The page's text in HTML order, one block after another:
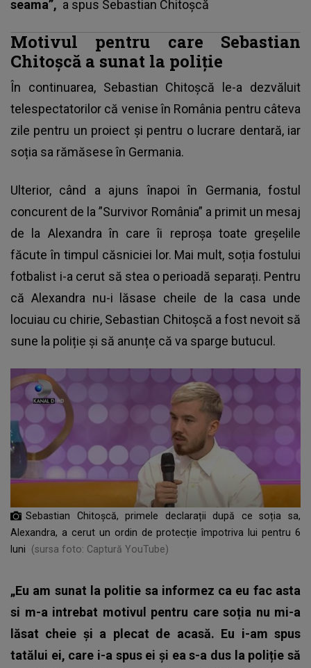
seama”, a spus Sebastian Chitoșcă
Motivul pentru care Sebastian
Chitoșcă a sunat la poliție
În continuarea, Sebastian Chitoșcă le-a dezvăluit
telespectatorilor că venise în România pentru câteva
zile pentru un proiect și pentru o lucrare dentară, iar
soția sa rămăsese în Germania.
Ulterior, când a ajuns înapoi în Germania, fostul
concurent de la ”Survivor România” a primit un mesaj
de la Alexandra în care îi reproșa toate greșelile
făcute în timpul căsniciei lor. Mai mult, soția fostului
fotbalist i-a cerut să stea o perioadă separați. Pentru
că Alexandra nu-i lăsase cheile de la casa unde
locuiau cu chirie, Sebastian Chitoșcă a fost nevoit să
sune la poliție și să anunțe că va sparge butucul.
Sebastian Chitoșcă, primele declarații după ce soția sa,
Alexandra, a cerut un ordin de protecție împotriva lui pentru 6
luni
(sursa foto: Captură YouTube)
„Eu am sunat la politie sa informez ca eu fac asta
si m-a intrebat motivul pentru care soția nu mi-a
lăsat cheie și a plecat de acasă. Eu i-am spus
tatălui ei, care i-a spus ei și ea s-a dus la poliție să